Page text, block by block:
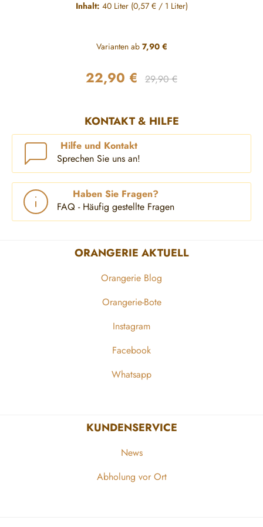
Inhalt: 40 Liter (0,57 € / 1 Liter)
Varianten ab7,90 €
Verkaufspreis:
22,90 € Regulärer Preis:
29,90 €
KONTAKT & HILFE
Hilfe und Kontakt
Sprechen Sie uns an!
Haben Sie Fragen?
FAQ - Häufig gestellte Fragen
ORANGERIE AKTUELL
Orangerie Blog
Orangerie-Bote
Instagram
Facebook
Whatsapp
KUNDENSERVICE
News
Abholung vor Ort